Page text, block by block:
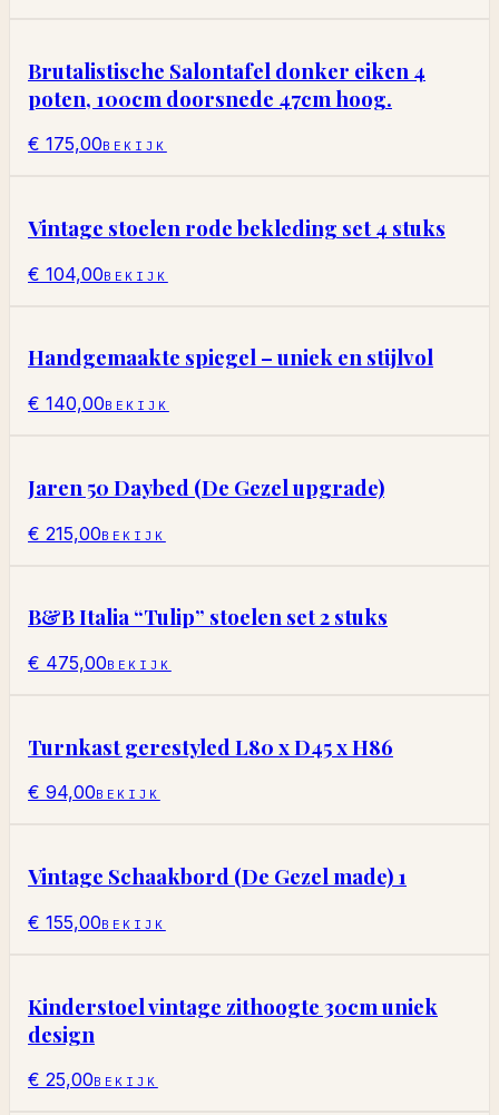
Brutalistische Salontafel donker eiken 4
poten, 100cm doorsnede 47cm hoog.
€ 175,00BEKIJK
Vintage stoelen rode bekleding set 4 stuks
€ 104,00BEKIJK
Handgemaakte spiegel – uniek en stijlvol
€ 140,00BEKIJK
Jaren 50 Daybed (De Gezel upgrade)
€ 215,00BEKIJK
B&B Italia “Tulip” stoelen set 2 stuks
€ 475,00BEKIJK
Turnkast gerestyled L80 x D45 x H86
€ 94,00BEKIJK
Vintage Schaakbord (De Gezel made) 1
€ 155,00BEKIJK
Kinderstoel vintage zithoogte 30cm uniek
design
€ 25,00BEKIJK